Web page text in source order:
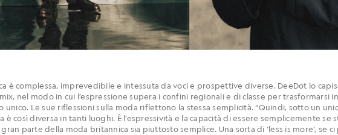
è complessa, imprevedibile e intessuta da voci e prospettive diverse. DeeDot lo
nel modo in cui l’espressione supera i confini regionali e di classe per trasformarsi
unico. Le sue riflessioni sulla moda riflettono la stessa semplicità. “Quindi, sotto un
è così diversa in tanti luoghi. È l’espressività e la capacità di essere semplicemente se
parte della moda britannica sia piuttosto semplice. Una sorta di ‘less is more’, se ci